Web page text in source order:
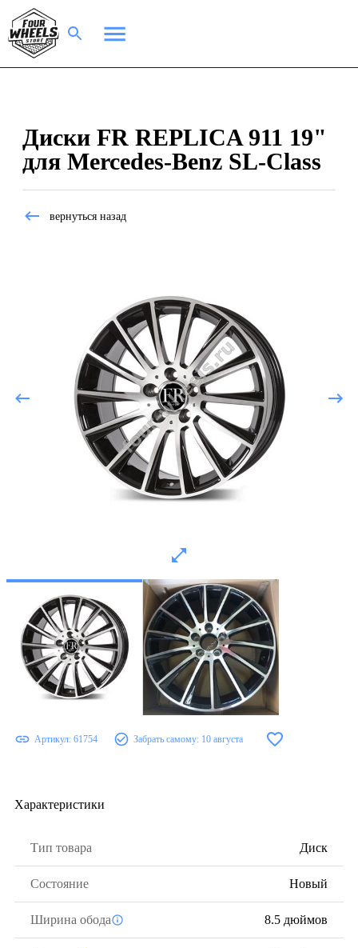
Диски FR REPLICA 911 19"
для Mercedes-Benz SL-Class
вернуться назад
Артикул: 61754 Забрать самому: 10 августа
Характеристики
Тип товара Диск
Состояние Новый
Ширина обода 8.5 дюймов